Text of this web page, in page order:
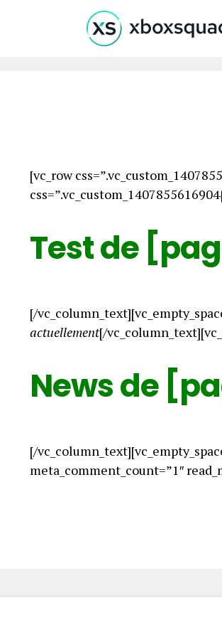
[vc_row
Test de
[/
actuellement[/
News de
[/
meta_comment_count=”1″